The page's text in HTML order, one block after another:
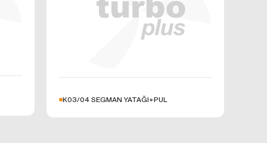
K03/04 SEGMAN YATAĞI+PUL
ise, sizin